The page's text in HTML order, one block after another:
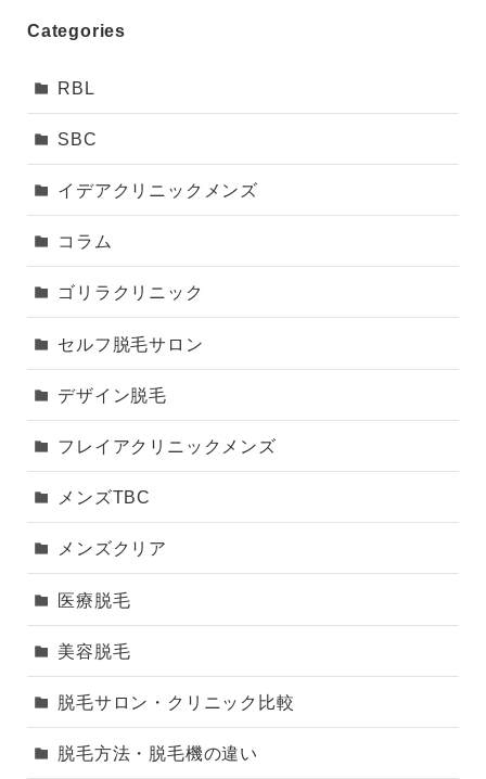
Categories
RBL
SBC
イデアクリニックメンズ
コラム
ゴリラクリニック
セルフ脱毛サロン
デザイン脱毛
フレイアクリニックメンズ
メンズTBC
メンズクリア
医療脱毛
美容脱毛
脱毛サロン・クリニック比較
脱毛方法・脱毛機の違い